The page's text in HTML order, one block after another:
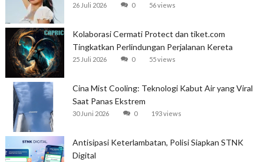
26 Juli 2026 0 56 views
Kolaborasi Cermati Protect dan tiket.com
Tingkatkan Perlindungan Perjalanan Kereta
25 Juli 2026 0 55 views
Cina Mist Cooling: Teknologi Kabut Air yang Viral
Saat Panas Ekstrem
30 Juni 2026 0 193 views
Antisipasi Keterlambatan, Polisi Siapkan STNK
Digital